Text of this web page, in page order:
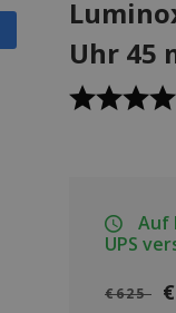
Uhr 45
Auf
UPS
€625